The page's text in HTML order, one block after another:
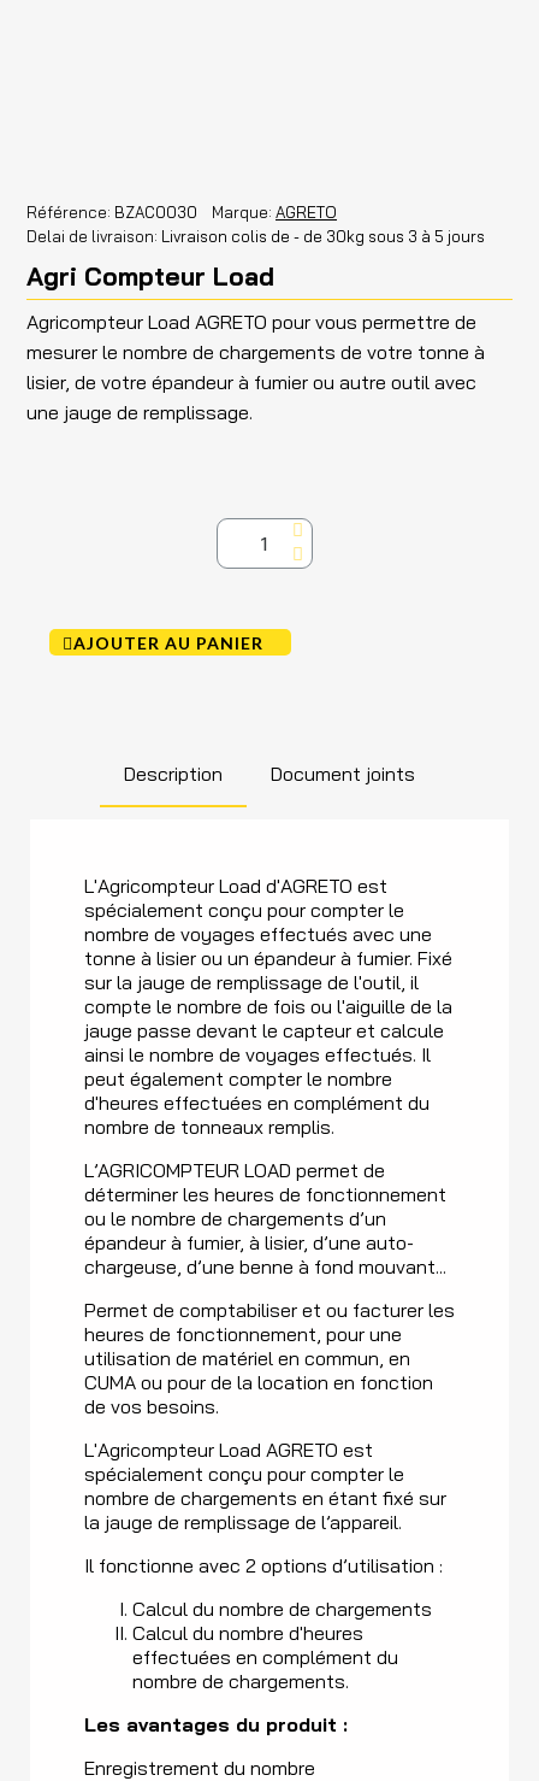
Référence BZAC0030 Marque AGRETO
Delai de livraison Livraison colis de - de 30kg sous 3 à 5 jours
Agri Compteur Load
Agricompteur Load AGRETO pour vous permettre de
mesurer le nombre de chargements de votre tonne à
lisier, de votre épandeur à fumier ou autre outil avec
une jauge de remplissage.
AJOUTER AU PANIER
Description Document joints
L'Agricompteur Load d'AGRETO est
spécialement conçu pour compter le
nombre de voyages effectués avec une
tonne à lisier ou un épandeur à fumier. Fixé
sur la jauge de remplissage de l'outil, il
compte le nombre de fois ou l'aiguille de la
jauge passe devant le capteur et calcule
ainsi le nombre de voyages effectués. Il
peut également compter le nombre
d'heures effectuées en complément du
nombre de tonneaux remplis.
L’AGRICOMPTEUR LOAD permet de
déterminer les heures de fonctionnement
ou le nombre de chargements d’un
épandeur à fumier, à lisier, d’une auto-
chargeuse, d’une benne à fond mouvant...
Permet de comptabiliser et ou facturer les
heures de fonctionnement, pour une
utilisation de matériel en commun, en
CUMA ou pour de la location en fonction
de vos besoins.
L'Agricompteur Load AGRETO est
spécialement conçu pour compter le
nombre de chargements en étant fixé sur
la jauge de remplissage de l’appareil.
Il fonctionne avec 2 options d’utilisation :
Calcul du nombre de chargements
Calcul du nombre d'heures
effectuées en complément du
nombre de chargements.
Les avantages du produit :
Enregistrement du nombre